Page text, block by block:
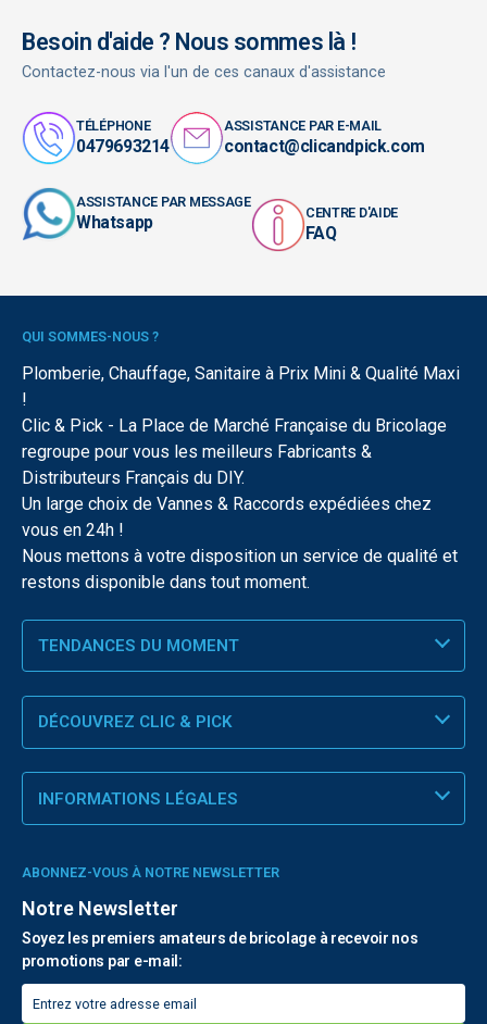
Besoin d'aide ? Nous sommes là !
Contactez-nous via l'un de ces canaux d'assistance
TÉLÉPHONE
0479693214
ASSISTANCE PAR E-MAIL
contact@clicandpick.com
ASSISTANCE PAR MESSAGE
Whatsapp CENTRE D'AIDE
FAQ
QUI SOMMES-NOUS ?
Plomberie, Chauffage, Sanitaire à Prix Mini & Qualité Maxi
!
Clic & Pick - La Place de Marché Française du Bricolage
regroupe pour vous les meilleurs Fabricants &
Distributeurs Français du DIY.
Un large choix de Vannes & Raccords expédiées chez
vous en 24h !
Nous mettons à votre disposition un service de qualité et
restons disponible dans tout moment.
TENDANCES DU MOMENT
DÉCOUVREZ CLIC & PICK
INFORMATIONS LÉGALES
ABONNEZ-VOUS À NOTRE NEWSLETTER
Notre Newsletter
Soyez les premiers amateurs de bricolage à recevoir nos
promotions par e-mail: